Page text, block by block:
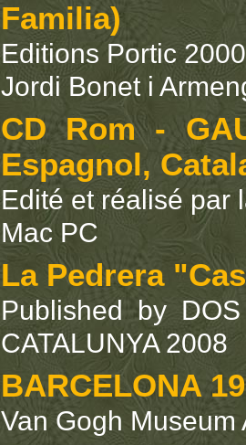
Familia)
Editions Portic 2000
Jordi Bonet i
CD Rom -
Espagnol,
Edité et réalisé par
Mac PC
La Pedrera
Published by
CATALUNYA 2008
BARCELONA
Van Gogh Museum